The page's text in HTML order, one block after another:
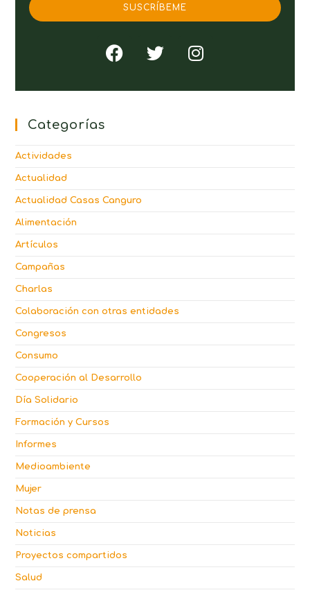
SUSCRÍBEME
Categorías
Actividades
Actualidad
Actualidad Casas Canguro
Alimentación
Artículos
Campañas
Charlas
Colaboración con otras entidades
Congresos
Consumo
Cooperación al Desarrollo
Día Solidario
Formación y Cursos
Informes
Medioambiente
Mujer
Notas de prensa
Noticias
Proyectos compartidos
Salud